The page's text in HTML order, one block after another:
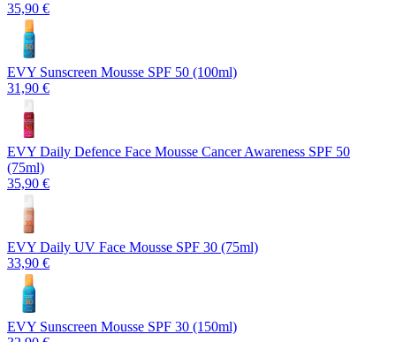
35,90 €
EVY Sunscreen Mousse SPF 50 (100ml)
31,90 €
EVY Daily Defence Face Mousse Cancer Awareness SPF 50
(75ml)
35,90 €
EVY Daily UV Face Mousse SPF 30 (75ml)
33,90 €
EVY Sunscreen Mousse SPF 30 (150ml)